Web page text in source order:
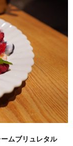
ムブリュレタル